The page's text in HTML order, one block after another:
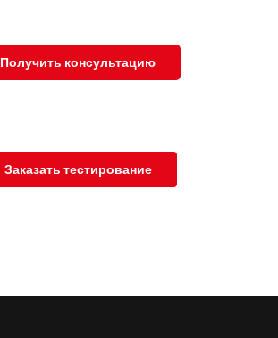
Получить консультацию
Заказать тестирование